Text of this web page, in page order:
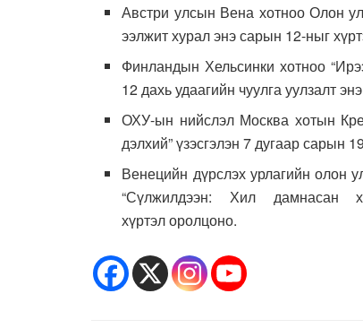
Австри улсын Вена хотноо Олон
ээлжит хурал энэ сарын 12-ныг
Финландын Хельсинки хотноо
12 дахь удаагийн чуулга уулзалт
ОХУ-ын нийслэл Москва хотын
дэлхий” үзэсгэлэн 7 дугаар сарын
Венецийн дүрслэх урлагийн олон
“Сүлжилдээн: Хил дамнасан
хүртэл оролцоно.